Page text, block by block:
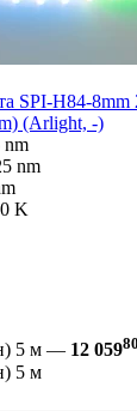
SPI-H84-
(Arlight, -)
nm
nm
K
5 м — 12 05980
5 м